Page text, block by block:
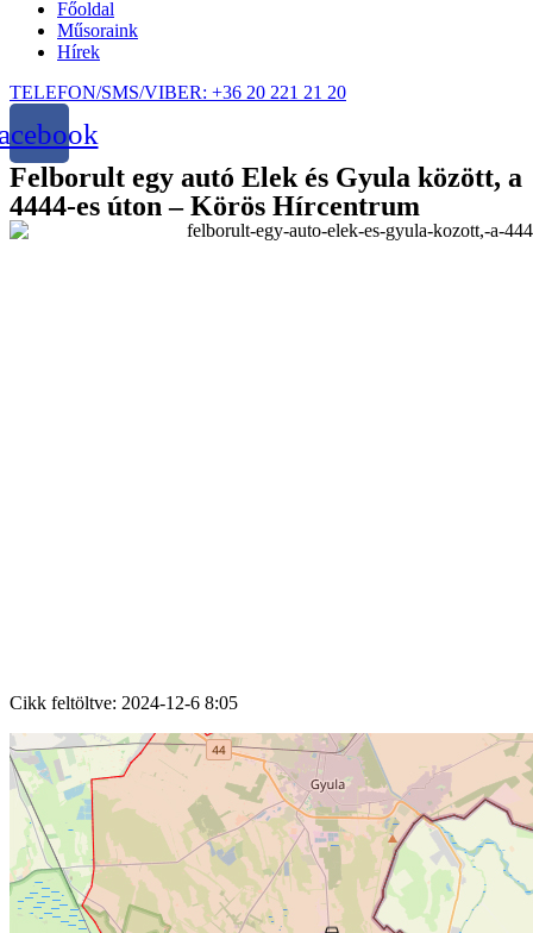
Főoldal
Műsoraink
Hírek
TELEFON/SMS/VIBER: +36 20 221 21 20
Felborult egy autó Elek és Gyula között, a
4444-es úton – Körös Hírcentrum
Cikk feltöltve: 2024-12-6 8:05